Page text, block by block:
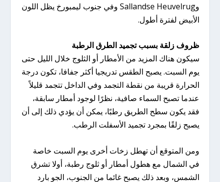
وSallandse Heuvelrug وفي جنوب ليمبورخ يظل اللون
الأبيض لفترة أطول.
ظروف زلقة بسبب تجميد الطرق الرطبة
سيكون هناك المزيد من الأمطار أو الثلوج خلال الليل حتى
يوم السبت. يصبح الطقس تدريجيا أكثر جفافا، تكون درجة
الحرارة قريبة من نقطة التجمد وفي الداخل تتجمد قليلاً
عندما تصبح السماء صافية، نظرًا لوجود أمطار سابقة،
فقد يكون سطح الطريق رطبًا، يمكن أن يؤدي ذلك إلى أن
يصبح زلقًا بمجرد تجميد الأسفلت الرطب.
ومن المتوقع أن تهطل زخات أخرى يوم السبت خاصة
في الشمال مع هطول أمطار أو ثلوج رطبة، أولا تشرق
الشمس، وبعد ذلك يصبح غائما من الجنوب، الجو بارد